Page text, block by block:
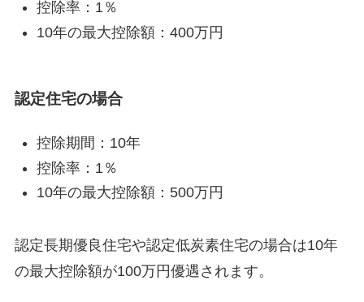
控除率：1％
10年の最大控除額：400万円
認定住宅の場合
控除期間：10年
控除率：1％
10年の最大控除額：500万円
認定長期優良住宅や認定低炭素住宅の場合は10年
の最大控除額が100万円優遇されます。